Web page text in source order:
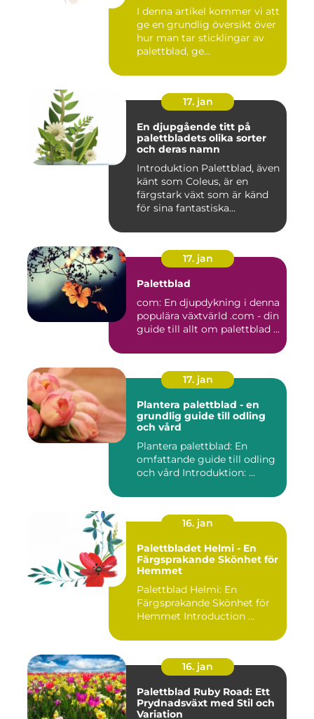
I denna artikel kommer vi att
ge en grundlig översikt över
hur man tar sticklingar av
palettblad, ge...
17. jan
En djupgående titt på
palettbladets olika sorter
och deras namn
Introduktion Palettblad, även
känt som Coleus, är en
färgstark växt som är känd
för sina fantastiska...
17. jan
Palettblad
com: En djupdykning i denna
populära växtvärld .com - din
guide till allt om palettblad ...
17. jan
Plantera palettblad - en
grundlig guide till odling
och vård
Plantera palettblad: En
omfattande guide till odling
och vård Introduktion: ...
16. jan
Palettbladet Helmi - En
Färgsprakande Skönhet för
Hemmet
Palettblad Helmi: En
Färgsprakande Skönhet för
Hemmet Introduction ...
16. jan
Palettblad Ruby Road: Ett
Prydnadsväxt med Stil och
Variation